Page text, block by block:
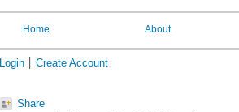
Home About
Login Create Account
Share